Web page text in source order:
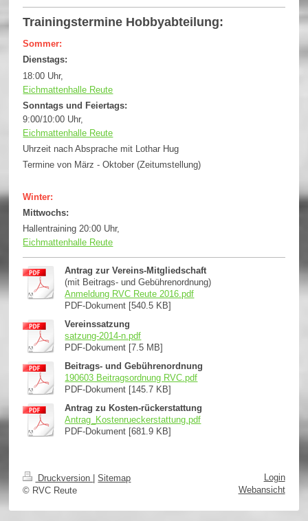
Trainingstermine Hobbyabteilung:
Sommer:
Dienstags:
18:00 Uhr,
Eichmattenhalle Reute
Sonntags und Feiertags:
9:00/10:00 Uhr,
Eichmattenhalle Reute
Uhrzeit nach Absprache mit Lothar Hug
Termine von März - Oktober (Zeitumstellung)
Winter:
Mittwochs:
Hallentraining 20:00 Uhr,
Eichmattenhalle Reute
Antrag zur Vereins-Mitgliedschaft
(mit Beitrags- und Gebührenordnung)
Anmeldung RVC Reute 2016.pdf
PDF-Dokument [540.5 KB]
Vereinssatzung
satzung-2014-n.pdf
PDF-Dokument [7.5 MB]
Beitrags- und Gebührenordnung
190603 Beitragsordnung RVC.pdf
PDF-Dokument [145.7 KB]
Antrag zu Kosten-rückerstattung
Antrag_Kostenrueckerstattung.pdf
PDF-Dokument [681.9 KB]
Druckversion
Sitemap
© RVC Reute
Login
Webansicht